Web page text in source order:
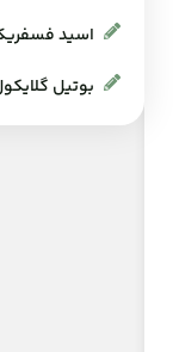
اسید فسفریک چیست؟ 2
بوتیل گلایکول چیست؟